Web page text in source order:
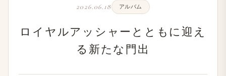
2026.06.18 アルバム
ロイヤルアッシャーとともに迎え
る新たな門出